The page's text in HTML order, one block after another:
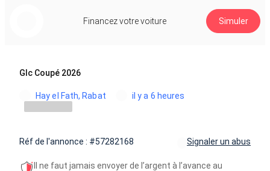
Financez votre voiture Simuler
Glc Coupé 2026
Hay el Fath, Rabat il y a 6 heures
Réf de l'annonce : #57282168 Signaler un abus
Il ne faut jamais envoyer de l’argent à l’avance au